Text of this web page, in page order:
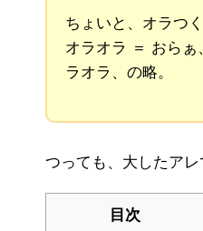
ちょいと、オラつく
オラオラ ＝ おらぁ
ラオラ、の略。
つっても、大したア
目次